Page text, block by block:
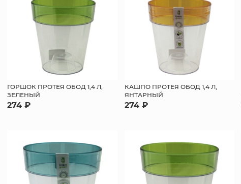
ГОРШОК ПРОТЕЯ ОБОД 1,4 Л,
ЗЕЛЕНЫЙ
274 ₽
КАШПО ПРОТЕЯ ОБОД 1,4 Л,
ЯНТАРНЫЙ
274 ₽